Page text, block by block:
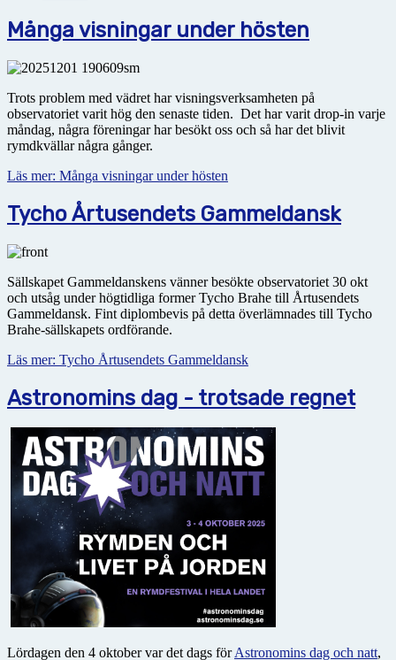
Många visningar under hösten
Trots problem med vädret har visningsverksamheten på
observatoriet varit hög den senaste tiden. Det har varit drop-in varje
måndag, några föreningar har besökt oss och så har det blivit
rymdkvällar några gånger.
Läs mer: Många visningar under hösten
Tycho Årtusendets Gammeldansk
Sällskapet Gammeldanskens vänner besökte observatoriet 30 okt
och utsåg under högtidliga former Tycho Brahe till Årtusendets
Gammeldansk. Fint diplombevis på detta överlämnades till Tycho
Brahe-sällskapets ordförande.
Läs mer: Tycho Årtusendets Gammeldansk
Astronomins dag - trotsade regnet
Lördagen den 4 oktober var det dags förAstrono­mins dag och natt,